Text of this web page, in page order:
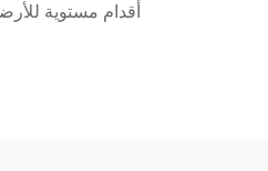
أقدام مستوية